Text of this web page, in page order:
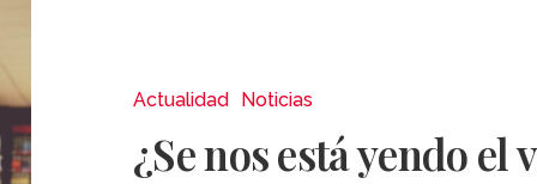
Actualidad Noticias
¿Se nos está yendo el